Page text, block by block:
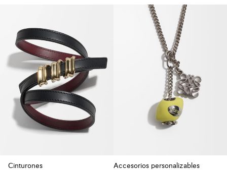
Cinturones Accesorios personalizables